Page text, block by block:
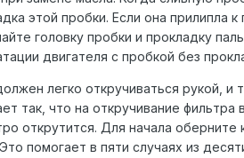
этой пробки. Если она прилипла
головку пробки и прокладку
двигателя с пробкой без
легко откручиваться рукой,
так, что на откручивание
открутится. Для начала
помогает в пяти случаях из